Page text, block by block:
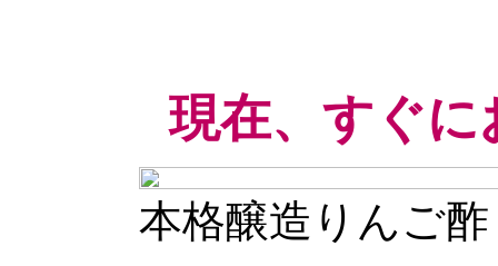
現在、すぐに
本格醸造りんご